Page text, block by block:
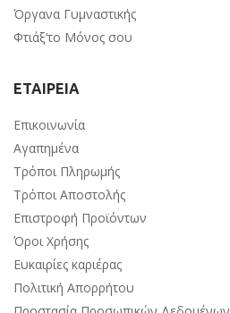
Όργανα Γυμναστικής
Φτιάξ’το Μόνος σου
ΕΤΑΙΡΕΙΑ
Επικοινωνία
Αγαπημένα
Τρόποι Πληρωμής
Τρόποι Αποστολής
Επιστροφή Προϊόντων
Όροι Χρήσης
Ευκαιρίες καριέρας
Πολιτική Απορρήτου